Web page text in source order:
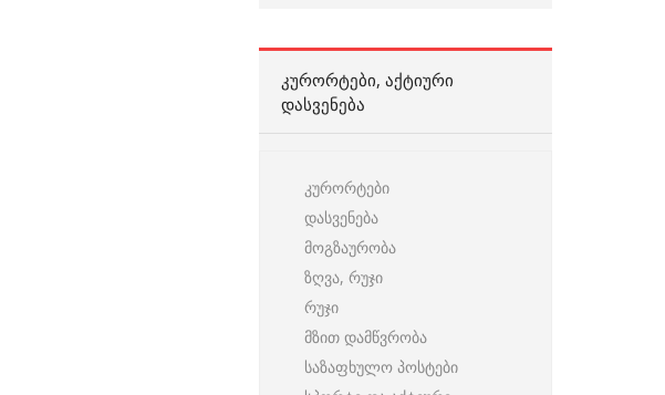
ᲙᲣᲠᲝᲠᲢᲔᲑᲘ, ᲐᲥᲢᲘᲣᲠᲘ
ᲓᲐᲡᲕᲔᲜᲔᲑᲐ
კურორტები
დასვენება
მოგზაურობა
ზღვა, რუჯი
რუჯი
მზით დამწვრობა
საზაფხულო პოსტები